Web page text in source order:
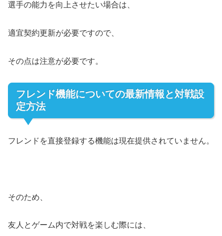
選手の能力を向上させたい場合は、
適宜契約更新が必要ですので、
その点は注意が必要です。
フレンド機能についての最新情報と対戦設
定方法
フレンドを直接登録する機能は現在提供されていません。
そのため、
友人とゲーム内で対戦を楽しむ際には、